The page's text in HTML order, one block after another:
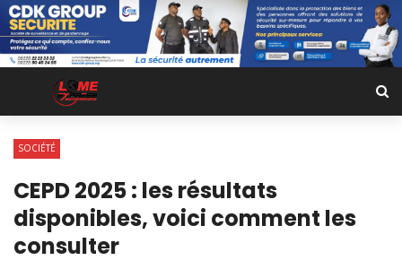
SOCIÉTÉ
CEPD 2025 : les résultats
disponibles, voici comment les
consulter